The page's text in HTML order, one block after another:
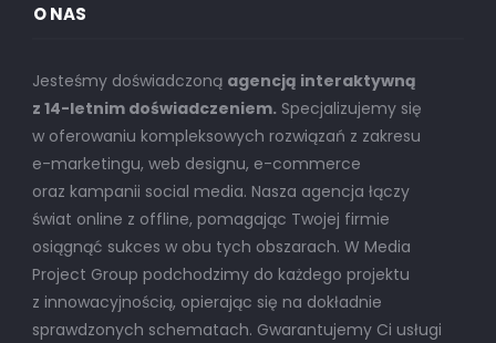
O NAS
Jesteśmy doświadczoną agencją interaktywną
z 14-letnim doświadczeniem.Specjalizujemy się
w oferowaniu kompleksowych rozwiązań z zakresu
e-marketingu, web designu, e-commerce
oraz kampanii social media. Nasza agencja łączy
świat online z offline, pomagając Twojej firmie
osiągnąć sukces w obu tych obszarach. W Media
Project Group podchodzimy do każdego projektu
z innowacyjnością, opierając się na dokładnie
sprawdzonych schematach. Gwarantujemy Ci usługi